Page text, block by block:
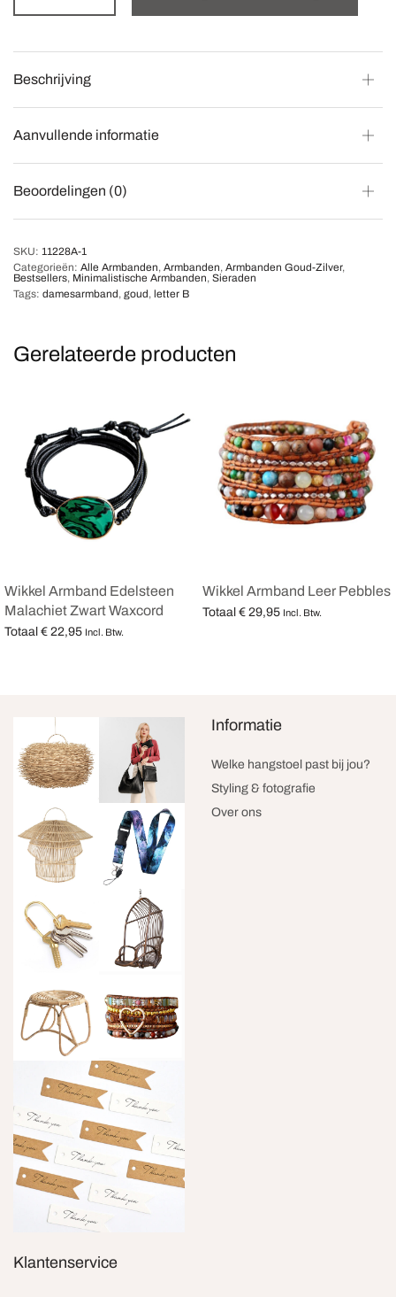
Beschrijving
Aanvullende informatie
Beoordelingen (0)
SKU: 11228A-1
Categorieën: Alle Armbanden, Armbanden, Armbanden Goud-Zilver,
Bestsellers, Minimalistische Armbanden, Sieraden
Tags: damesarmband, goud, letter B
Gerelateerde producten
Wikkel Armband Edelsteen
Malachiet Zwart Waxcord
Totaal € 22,95 Incl. Btw.
Wikkel Armband Leer Pebbles
Totaal € 29,95 Incl. Btw.
Informatie
Welke hangstoel past bij jou?
Styling & fotografie
Over ons
Klantenservice